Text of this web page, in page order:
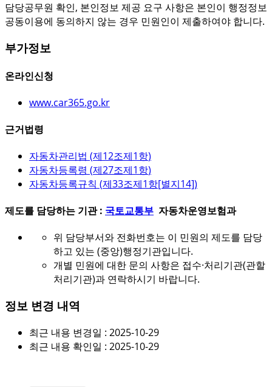
담당공무원 확인, 본인정보 제공 요구 사항은 본인이 행정정보
공동이용에 동의하지 않는 경우 민원인이 제출하여야 합니다.
부가정보
온라인신청
www.car365.go.kr
근거법령
자동차관리법 (제12조제1항)
자동차등록령 (제27조제1항)
자동차등록규칙 (제33조제1항[별지14])
제도를 담당하는 기관 : 국토교통부 자동차운영보험과
위 담당부서와 전화번호는 이 민원의 제도를 담당
하고 있는 (중앙)행정기관입니다.
개별 민원에 대한 문의 사항은 접수·처리기관(관할
처리기관)과 연락하시기 바랍니다.
정보 변경 내역
최근 내용 변경일 : 2025-10-29
최근 내용 확인일 : 2025-10-29